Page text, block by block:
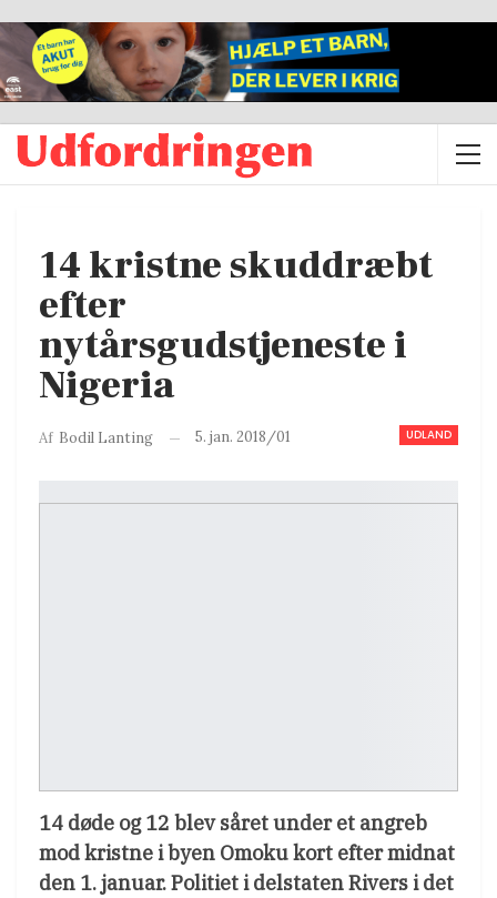
14 kristne skuddræbt
efter
nytårsgudstjeneste i
Nigeria
UDLAND
Af Bodil Lanting 5. jan. 2018/01
14 døde og 12 blev såret under et angreb
mod kristne i byen Omoku kort efter midnat
den 1. januar. Politiet i delstaten Rivers i det